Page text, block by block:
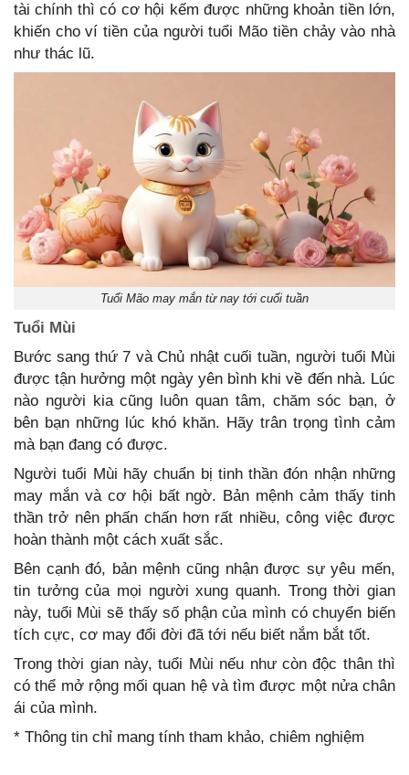
tài chính thì có cơ hội kếm được những khoản tiền lớn,
khiến cho ví tiền của người tuổi Mão tiền chảy vào nhà
như thác lũ.
Tuổi Mão may mắn từ nay tới cuối tuần
Tuổi Mùi
Bước sang thứ 7 và Chủ nhật cuối tuần, người tuổi Mùi
được tận hưởng một ngày yên bình khi về đến nhà. Lúc
nào người kia cũng luôn quan tâm, chăm sóc bạn, ở
bên bạn những lúc khó khăn. Hãy trân trọng tình cảm
mà bạn đang có được.
Người tuổi Mùi hãy chuẩn bị tinh thần đón nhận những
may mắn và cơ hội bất ngờ. Bản mệnh cảm thấy tinh
thần trở nên phấn chấn hơn rất nhiều, công việc được
hoàn thành một cách xuất sắc.
Bên cạnh đó, bản mệnh cũng nhận được sự yêu mến,
tin tưởng của mọi người xung quanh. Trong thời gian
này, tuổi Mùi sẽ thấy số phận của mình có chuyển biến
tích cực, cơ may đổi đời đã tới nếu biết nắm bắt tốt.
Trong thời gian này, tuổi Mùi nếu như còn độc thân thì
có thể mở rộng mối quan hệ và tìm được một nửa chân
ái của mình.
* Thông tin chỉ mang tính tham khảo, chiêm nghiệm